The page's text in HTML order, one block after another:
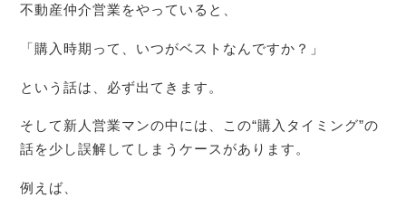
不動産仲介営業をやっていると、
「購入時期って、いつがベストなんですか？」
という話は、必ず出てきます。
そして新人営業マンの中には、この“購入タイミング”の
話を少し誤解してしまうケースがあります。
例えば、